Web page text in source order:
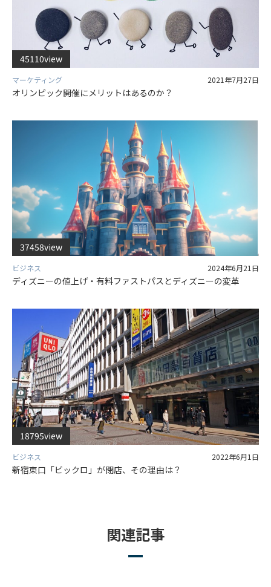
45110view
マーケティング 2021年7月27日
オリンピック開催にメリットはあるのか？
37458view
ビジネス 2024年6月21日
ディズニーの値上げ・有料ファストパスとディズニーの変革
18795view
ビジネス 2022年6月1日
新宿東口「ビックロ」が閉店、その理由は？
関連記事